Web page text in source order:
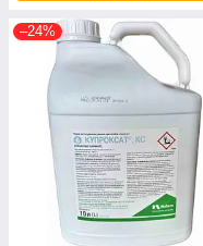
–24%